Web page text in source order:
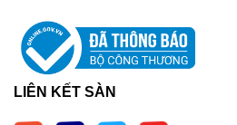
LIÊN KẾT SÀN